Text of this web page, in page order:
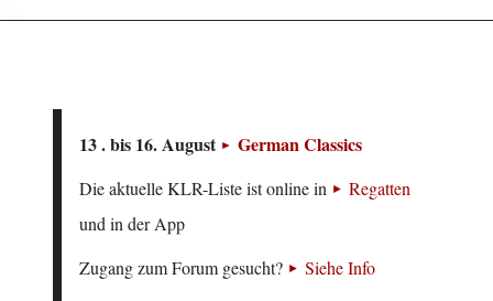
13 . bis 16. August German Classics
Die aktuelle KLR-Liste ist online in
Regatten
und in der App
Zugang zum Forum gesucht?
Siehe Info